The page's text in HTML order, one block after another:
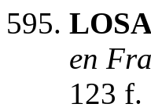
en
123 f.